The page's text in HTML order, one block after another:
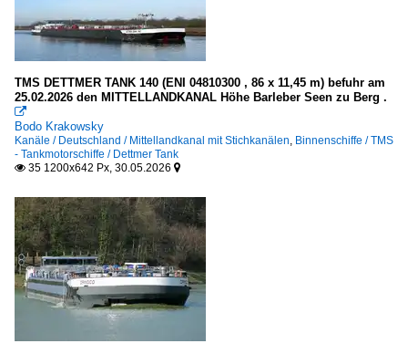
TMS DETTMER TANK 140 (ENI 04810300 , 86 x 11,45 m) befuhr am
25.02.2026 den MITTELLANDKANAL Höhe Barleber Seen zu Berg .

Bodo Krakowsky
Kanäle / Deutschland / Mittellandkanal mit Stichkanälen, Binnenschiffe / TMS
- Tankmotorschiffe / Dettmer Tank
 35 1200x642 Px, 30.05.2026 